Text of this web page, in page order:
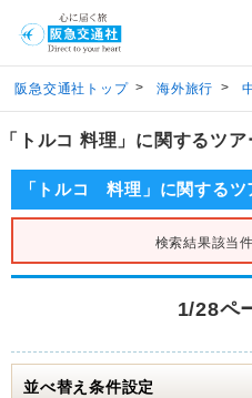
阪急交通社トップ > 海外旅行 >
「トルコ 料理」に関するツ
「トルコ 料理」に関するツ
検索結果該当
1/28ペ
並べ替え条件設定